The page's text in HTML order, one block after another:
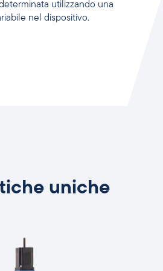
utilizzando una
nel dispositivo.
uniche